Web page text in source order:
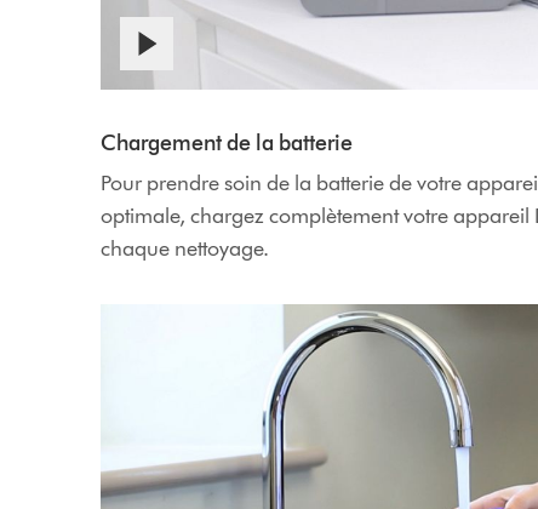
Chargement de la batterie
Pour prendre soin de la batterie de votre
optimale, chargez complètement votre
chaque nettoyage.